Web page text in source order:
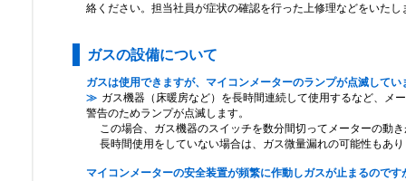
絡ください。担当社員が症状の確認を行った上修理などをいたし
ガスの設備について
ガスは使用できますが、マイコンメーターのランプが点滅してい
ガス機器（床暖房など）を長時間連続して使用するなど、メ
警告のためランプが点滅します。
この場合、ガス機器のスイッチを数分間切ってメーターの動
長時間使用をしていない場合は、ガス微量漏れの可能性もあ
マイコンメーターの安全装置が頻繁に作動しガスが止まるので